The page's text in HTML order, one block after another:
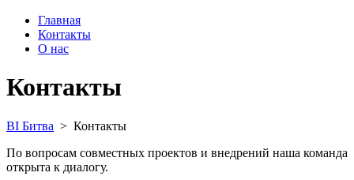
Главная
Контакты
О нас
Контакты
BI Битва > Контакты
По вопросам совместных проектов и внедрений наша команда
открыта к диалогу.